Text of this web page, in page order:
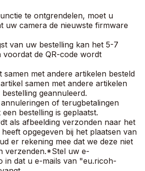
te ontgrendelen, moet u
uw camera de nieuwste firmware
van uw bestelling kan het 5-7
voordat de QR-code wordt
samen met andere artikelen besteld
samen met andere artikelen
geannuleerd.
of terugbetalingen
bestelling is geplaatst.
als afbeelding verzonden naar het
opgegeven bij het plaatsen van
er rekening mee dat we deze niet
verzenden.*Stel uw e-
in dat u e-mails van "eu.ricoh-